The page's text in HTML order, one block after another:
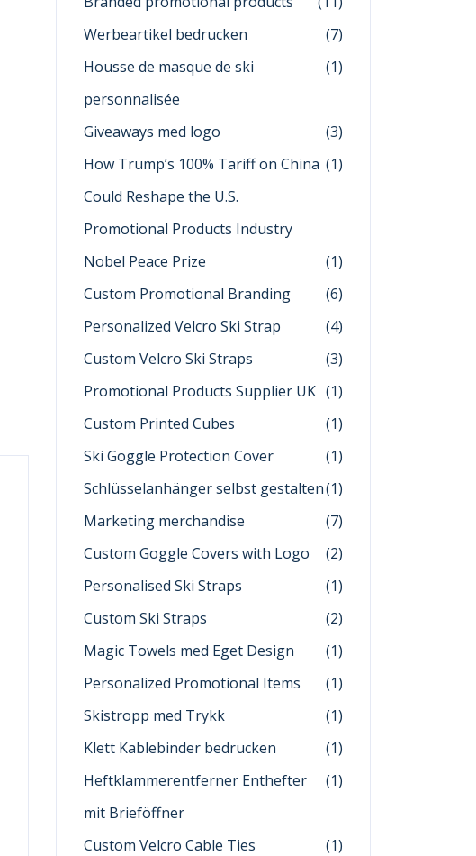
Werbeartikel bedrucken
(7)
Housse de masque de ski
personnalisée
(1)
Giveaways med logo
(3)
How Trump’s 100% Tariff on China
Could Reshape the U.S.
Promotional Products Industry
(1)
Nobel Peace Prize
(1)
Custom Promotional Branding
(6)
Personalized Velcro Ski Strap
(4)
Custom Velcro Ski Straps
(3)
Promotional Products Supplier UK (1)
Custom Printed Cubes
(1)
Ski Goggle Protection Cover
(1)
Schlüsselanhänger selbst gestalten(1)
Marketing merchandise
(7)
Custom Goggle Covers with Logo
(2)
Personalised Ski Straps
(1)
Custom Ski Straps
(2)
Magic Towels med Eget Design
(1)
Personalized Promotional Items
(1)
Skistropp med Trykk
(1)
Klett Kablebinder bedrucken
(1)
Heftklammerentferner Enthefter
mit Brieföffner
(1)
Custom Velcro Cable Ties
(1)